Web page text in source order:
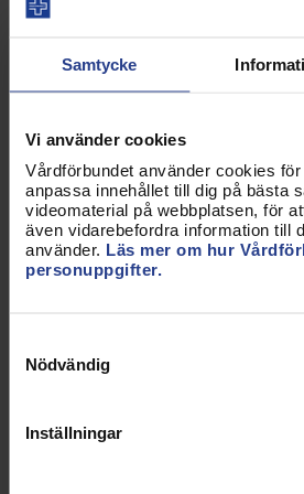
Samtycke
Vi använder cookies
Vårdförbundet använder cookies
anpassa innehållet till dig på bästa
videomaterial på webbplatsen, för
även vidarebefordra information till
använder. Läs mer om hur
personuppgifter.
Nödvändig
Inställningar
(HSLF-FS 2016:40) om
behandling av
Socialstyrelsens föreskrifter
(HSLF-FS 2017:37) om
hantering av läkemedel i
sjukvården.
och kommentarer som stöd för
Exempel på handböcker är: